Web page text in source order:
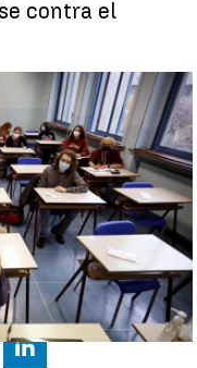
contra el
Alegría, apuesta por la
en la vuelta al cole |EFE
Linkedin